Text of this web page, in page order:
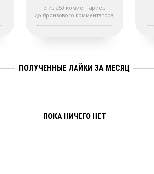
3 из 250 комментариев
до бронзового комментатора
ПОЛУЧЕННЫЕ ЛАЙКИ ЗА МЕСЯЦ
ПОКА НИЧЕГО НЕТ